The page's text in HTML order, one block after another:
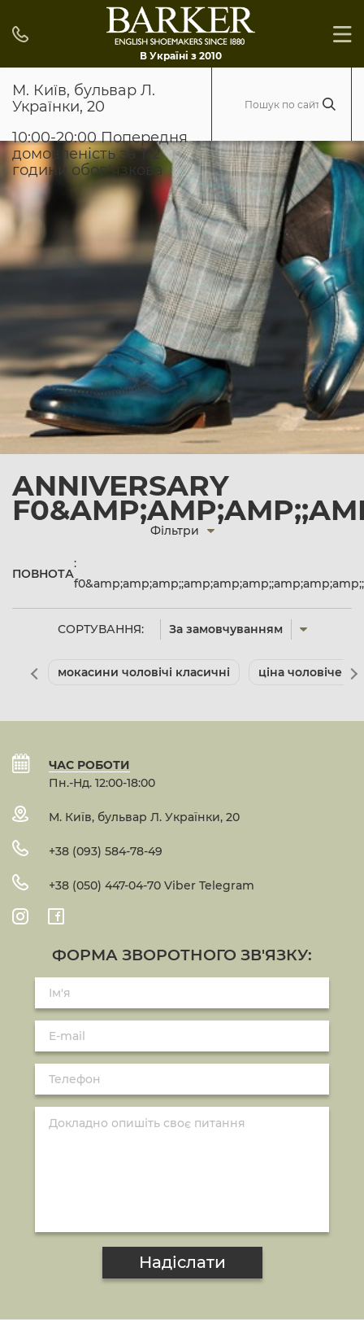
В Україні з 2010
М. Київ, бульвар Л.
Українки, 20
10:00-20:00 Попередня
домовленість за 1-2
години обов'язкова
ANNIVERSARY
СОРТУВАННЯ: За замовчуванням
Фільтри
ПОВНОТА
:
мокасини чоловічі класичні ціна чоловіче
ЧАС РОБОТИ
Пн.-Нд. 12:00-18:00
М. Київ, бульвар Л. Українки, 20
+38 (093) 584-78-49
+38 (050) 447-04-70 Viber Telegram
ФОРМА ЗВОРОТНОГО ЗВ'ЯЗКУ:
Надіслати